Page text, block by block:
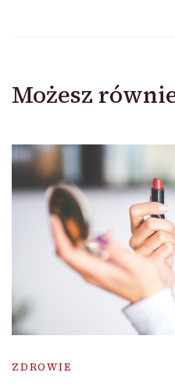
Możesz
ZDROWIE